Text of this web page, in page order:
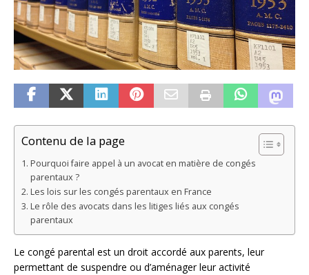
Contenu de la page
Pourquoi faire appel à un avocat en matière de congés
parentaux ?
Les lois sur les congés parentaux en France
Le rôle des avocats dans les litiges liés aux congés
parentaux
Le congé parental est un droit accordé aux parents, leur
permettant de suspendre ou d’aménager leur activité